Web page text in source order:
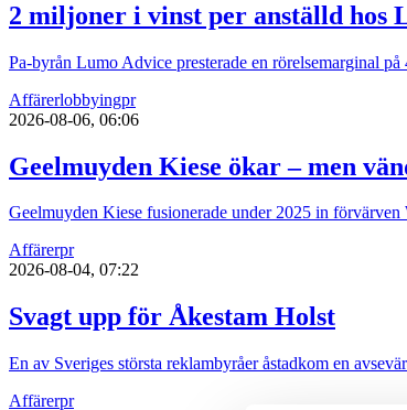
2 miljoner i vinst per anställd hos
Pa-byrån Lumo Advice presterade en rörelsemarginal
Affärerlobbyingpr
2026-08-06, 06:06
Geelmuyden Kiese ökar – men
Geelmuyden Kiese fusionerade under 2025 in
Affärerpr
2026-08-04, 07:22
Svagt upp för Åkestam Holst
En av Sveriges största reklambyråer åstadkom en
Affärerpr